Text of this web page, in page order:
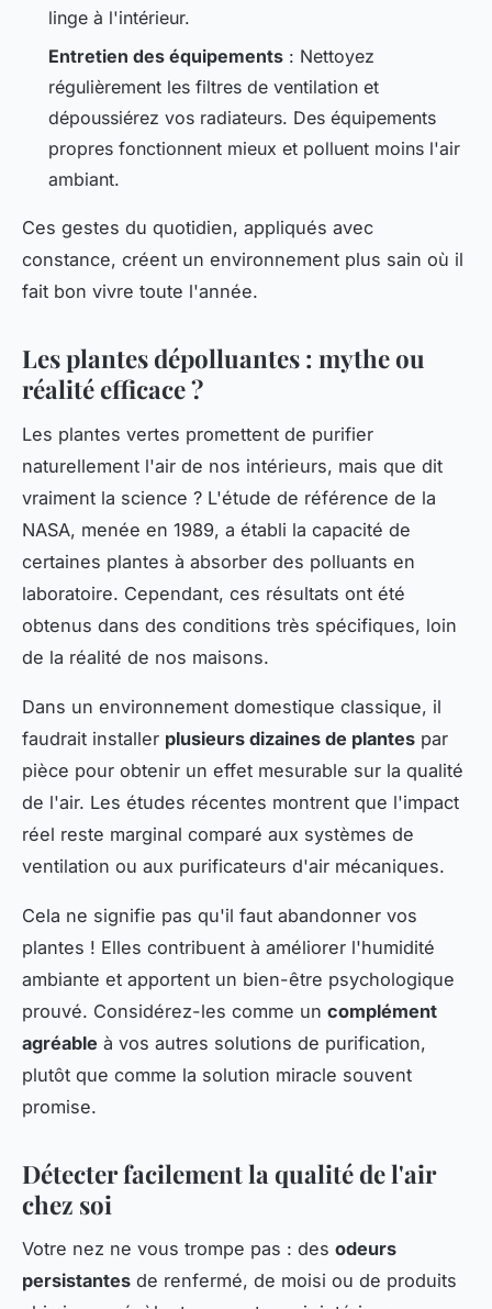
linge à l'intérieur.
Entretien des équipements : Nettoyez
régulièrement les filtres de ventilation et
dépoussiérez vos radiateurs. Des équipements
propres fonctionnent mieux et polluent moins l'air
ambiant.
Ces gestes du quotidien, appliqués avec
constance, créent un environnement plus sain où il
fait bon vivre toute l'année.
Les plantes dépolluantes : mythe ou
réalité efficace ?
Les plantes vertes promettent de purifier
naturellement l'air de nos intérieurs, mais que dit
vraiment la science ? L'étude de référence de la
NASA, menée en 1989, a établi la capacité de
certaines plantes à absorber des polluants en
laboratoire. Cependant, ces résultats ont été
obtenus dans des conditions très spécifiques, loin
de la réalité de nos maisons.
Dans un environnement domestique classique, il
faudrait installer plusieurs dizaines de plantes par
pièce pour obtenir un effet mesurable sur la qualité
de l'air. Les études récentes montrent que l'impact
réel reste marginal comparé aux systèmes de
ventilation ou aux purificateurs d'air mécaniques.
Cela ne signifie pas qu'il faut abandonner vos
plantes ! Elles contribuent à améliorer l'humidité
ambiante et apportent un bien-être psychologique
prouvé. Considérez-les comme un complément
agréable à vos autres solutions de purification,
plutôt que comme la solution miracle souvent
promise.
Détecter facilement la qualité de l'air
chez soi
Votre nez ne vous trompe pas : des odeurs
persistantes de renfermé, de moisi ou de produits